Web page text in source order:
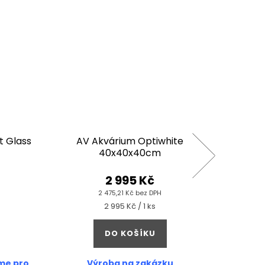
Glass
AV Akvárium Optiwhite
40x40x40cm
2 475,21 Kč bez DPH
2 995 Kč
Měrná
cena:
2 995 Kč / 1 ks
DO KOŠÍKU